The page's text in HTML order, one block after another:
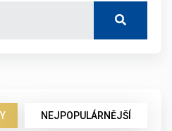
NEJPOPULÁRNĚJŠÍ